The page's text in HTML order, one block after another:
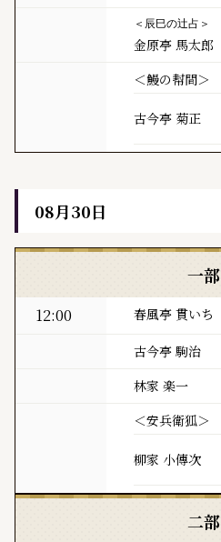
＜辰巳の辻占＞
金原亭 馬太郎
＜鰻の幇間＞
古今亭 菊正
08月30日
黒門亭 本日の寄席出演者
一部
12:00 春風亭 貫いち
古今亭 駒治
林家 楽一
＜安兵衛狐＞
柳家 小傳次
二部